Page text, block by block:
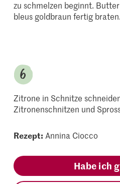
zu schmelzen beginnt.
bleus goldbraun fertig braten.
Zitrone in Schnitze
Zitronenschnitzen und
Rezept: Annina Ciocco
Habe ich